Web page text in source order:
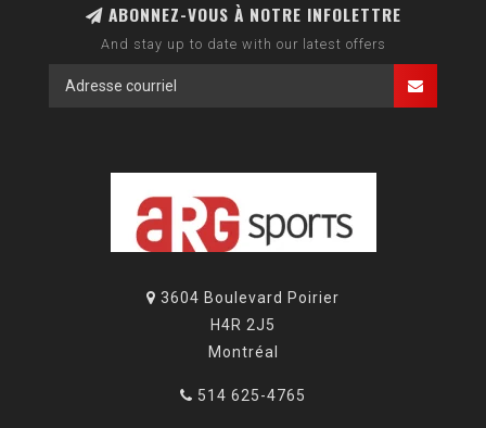
ABONNEZ-VOUS À NOTRE INFOLETTRE
And stay up to date with our latest offers
3604 Boulevard Poirier
H4R 2J5
Montréal
514 625-4765